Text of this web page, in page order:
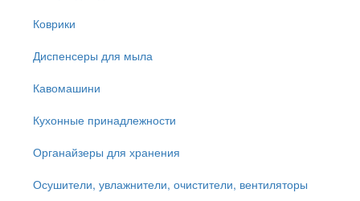
Коврики
Диспенсеры для мыла
Кавомашини
Кухонные принадлежности
Органайзеры для хранения
Осушители, увлажнители, очистители, вентиляторы